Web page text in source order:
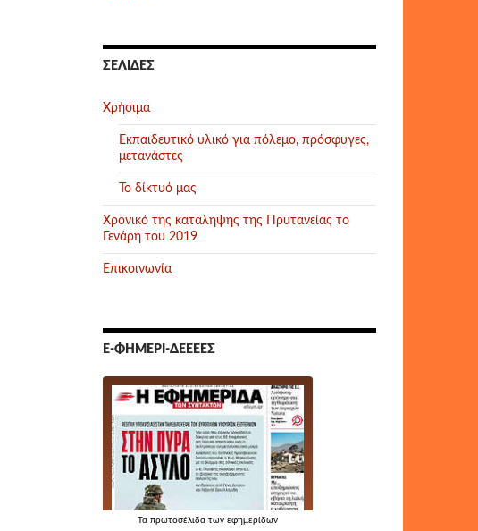
ΣΕΛΊΔΕΣ
Χρήσιμα
Εκπαιδευτικό υλικό για πόλεμο, πρόσφυγες,
μετανάστες
Το δίκτυό μας
Χρονικό της καταληψης της Πρυτανείας το
Γενάρη του 2019
Επικοινωνία
Ε-ΦΗΜΕΡΊ-ΔΕΕΕΕΣ
Τα πρωτοσέλιδα των εφημερίδων